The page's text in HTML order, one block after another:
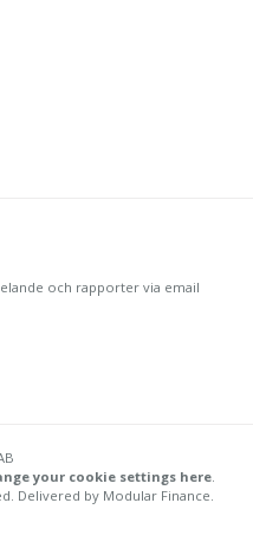
och rapporter via email
your cookie settings here.
Delivered by Modular Finance.